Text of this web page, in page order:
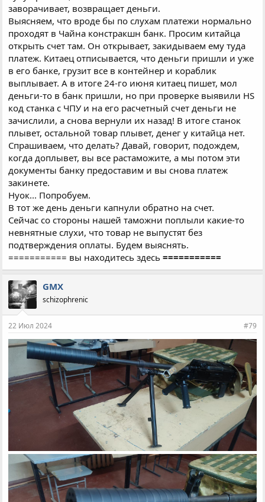
заворачивает, возвращает деньги.
Выясняем, что вроде бы по слухам платежи нормально
проходят в Чайна констракшн банк. Просим китайца
открыть счет там. Он открывает, закидываем ему туда
платеж. Китаец отписывается, что деньги пришли и уже
в его банке, грузит все в контейнер и кораблик
выплывает. А в итоге 24-го июня китаец пишет, мол
деньги-то в банк пришли, но при проверке выявили HS
код станка с ЧПУ и на его расчетный счет деньги не
зачислили, а снова вернули их назад! В итоге станок
плывет, остальной товар плывет, денег у китайца нет.
Спрашиваем, что делать? Давай, говорит, подождем,
когда доплывет, вы все растаможите, а мы потом эти
документы банку предоставим и вы снова платеж
закинете.
Нуок... Попробуем.
В тот же день деньги капнули обратно на счет.
Сейчас со стороны нашей таможни поплыли какие-то
невнятные слухи, что товар не выпустят без
подтверждения оплаты. Будем выяснять.
=========== вы находитесь здесь===========
GMX
schizophrenic
22 Июл 2024 #79